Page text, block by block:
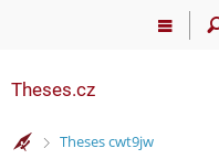
Theses.cz
>
Theses cwt9jw